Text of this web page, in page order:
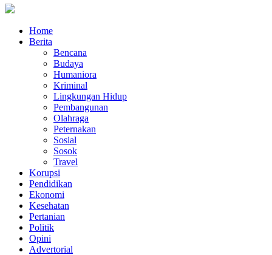
Home
Berita
Bencana
Budaya
Humaniora
Kriminal
Lingkungan Hidup
Pembangunan
Olahraga
Peternakan
Sosial
Sosok
Travel
Korupsi
Pendidikan
Ekonomi
Kesehatan
Pertanian
Politik
Opini
Advertorial